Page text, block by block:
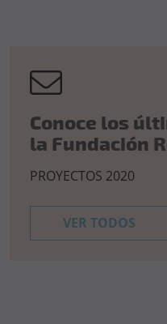
Conoce los
la Fundación
PROYECTOS 2020
VER TODOS